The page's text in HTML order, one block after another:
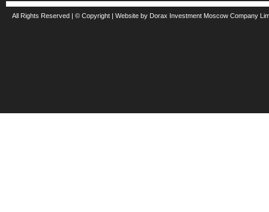
All Rights Reserved | © Copyright | Website by Dorax Investment Moscow Company